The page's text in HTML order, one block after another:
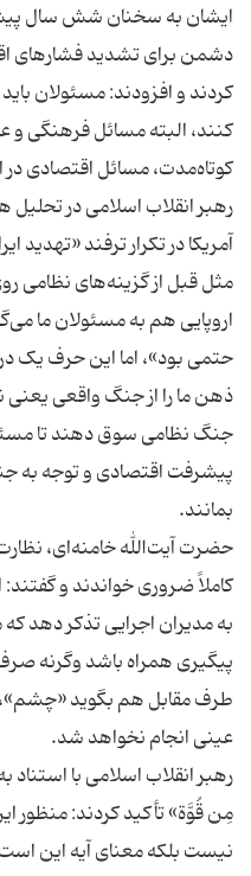
ایشان به سخنان شش سال
دشمن برای تشدید فشارهای
کردند و افزودند: مسئولان
کنند، البته مسائل فرهنگی و
رهبر انقلاب اسلامی در
آمریکا در تکرار ترفند «تهدید
مثل قبل از گزینه‌های نظامی
اروپایی هم به مسئولان ما
حتمی بود»، اما این حرف
ذهن ما را از جنگ واقعی
جنگ نظامی سوق دهند تا
پیشرفت اقتصادی و توجه به
حضرت آیت‌الله خامنه‌ای،
کاملاً ضروری خواندند و
به مدیران اجرایی تذکر دهد
پیگیری همراه باشد وگرنه
طرف مقابل هم بگوید
رهبر انقلاب اسلامی با
مِن قُوَّة» تأکید کردند: منظور
نیست بلکه معنای آیه این